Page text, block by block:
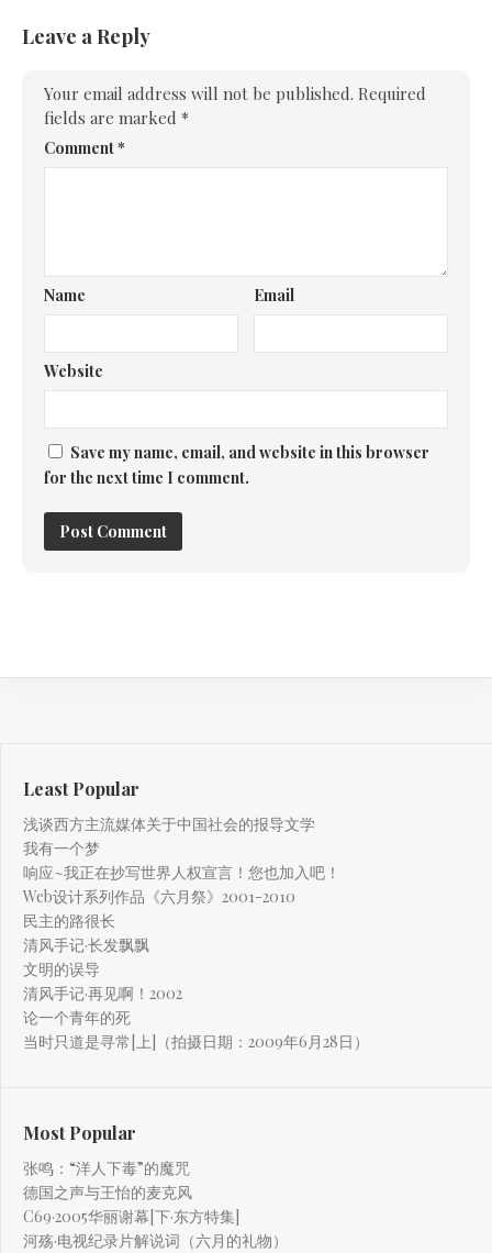
Leave a Reply
Your email address will not be published. Required
fields are marked *
Comment*
Name Email
Website
Save my name, email, and website in this browser
for the next time I comment.
Least Popular
浅谈西方主流媒体关于中国社会的报导文学
我有一个梦
响应~我正在抄写世界人权宣言！您也加入吧！
Web设计系列作品《六月祭》2001-2010
民主的路很长
清风手记·长发飘飘
文明的误导
清风手记·再见啊！2002
论一个青年的死
当时只道是寻常[上]（拍摄日期：2009年6月28日）
Most Popular
张鸣：“洋人下毒”的魔咒
德国之声与王怡的麦克风
C69·2005华丽谢幕[下·东方特集]
河殇·电视纪录片解说词（六月的礼物）